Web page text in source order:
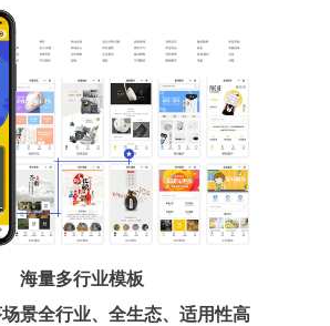
海量多行业模板
景全行业、全生态、适用性高